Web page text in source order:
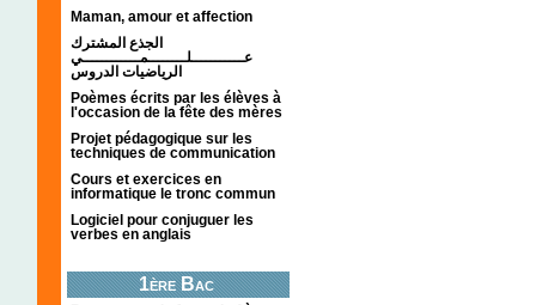
Maman, amour et affection
الجذع المشترك
عـــــــــــلــــــــمــــــــــــي
الرياضيات الدروس
Poèmes écrits par les élèves à
l'occasion de la fête des mères
Projet pédagogique sur les
techniques de communication
Cours et exercices en
informatique le tronc commun
Logiciel pour conjuguer les
verbes en anglais
1ère Bac